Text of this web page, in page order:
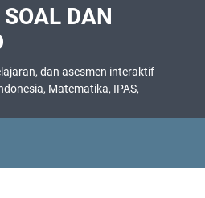
DAN
dan asesmen interaktif
Matematika, IPAS,